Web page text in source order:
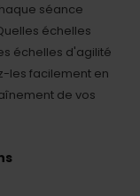
séance
échelles
échelles d'agilité
les facilement en
de vos